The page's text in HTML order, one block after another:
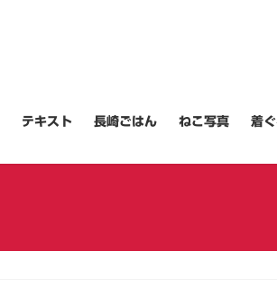
テキスト 長崎ごはん ねこ写真 着